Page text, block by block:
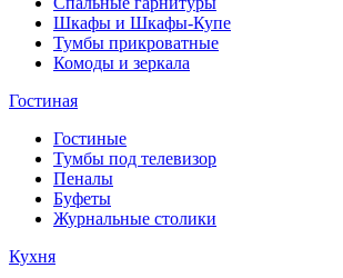
Шкафы и Шкафы-Купе
Тумбы прикроватные
Комоды и зеркала
Гостиная
Гостиные
Тумбы под телевизор
Пеналы
Буфеты
Журнальные столики
Кухня